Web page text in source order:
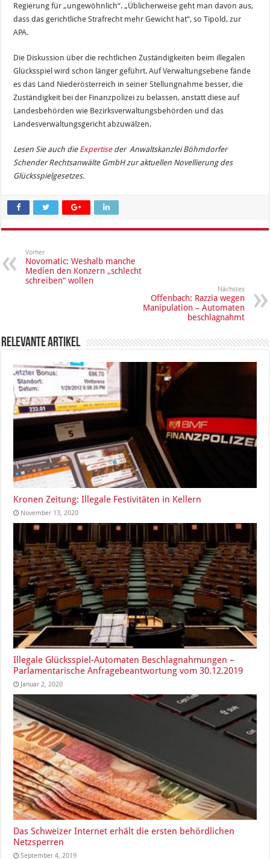
Regierung für „ungewöhnlich“. „Üblicherweise geht man davon aus,
dass das gerichtliche Strafrecht mehr Gewicht hat“, so Tipold, zur
APA.
Die Diskussion über die rechtlichen Zuständigkeiten beim illegalen
Glücksspiel wird schon länger geführt. Auf Verwaltungsebene fände
es das Land Niederösterreich in seiner Stellungnahme besser, die
Zuständigkeit bei der Finanzpolizei zu belassen, anstatt diese auf
Landesbehörden wie Bezirksverwaltungsbehörden und das
Landesverwaltungsgericht abzuwälzen.
Lesen Sie auch die Expertiseder Anwaltskanzlei Böhmdorfer
Schender Rechtsanwälte GmbH zur aktuellen Novellierung des
Glücksspielgesetzes.
Vorher
Novomatic: Weshalb manche
Medien den Konzern „schlecht
schreiben“ wollen
Nächstes
Offenbach: Razzia wegen
Manipulation – Automaten
beschlagnahmt
Relevante Artikel
Kronen Zeitung: Illegale Festivitäten in Kellern
November 13, 2020
Illegale Glücksspiel-Automaten Beschlagnahmungen –
Parlamentarische Anfragebeantwortung vom 30.12.2019
Januar 2, 2020
Das Schweizer Internet erhält die ersten behördlichen
Netzsperren
September 4, 2019